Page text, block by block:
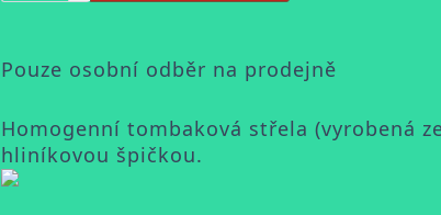
Pouze osobní odběr na prodejně
Homogenní tombaková střela (vyrobená
hliníkovou špičkou.